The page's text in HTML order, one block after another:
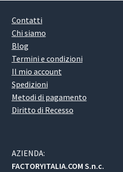
Contatti
Chi siamo
Blog
Termini e condizioni
Il mio account
Spedizioni
Metodi di pagamento
Diritto di Recesso
AZIENDA:
FACTORYITALIA.COM S.n.c.